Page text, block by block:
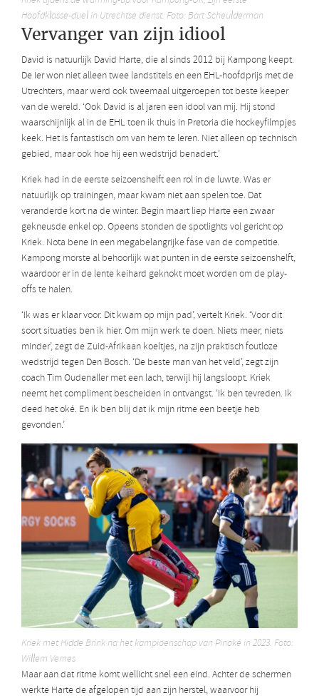
Hoofdklasse-duel in Utrechtse dienst. Foto: Bart Scheulderman
Vervanger van zijn idiool
David is natuurlijk David Harte, die al sinds 2012 bij Kampong keept.
De Ier won niet alleen twee landstitels en een EHL-hoofdprijs met de
Utrechters, maar werd ook tweemaal uitgeroepen tot beste keeper
van de wereld. ‘Ook David is al jaren een idool van mij. Hij stond
waarschijnlijk al in de EHL toen ik thuis in Pretoria die hockeyfilmpjes
keek. Het is fantastisch om van hem te leren. Niet alleen op technisch
gebied, maar ook hoe hij een wedstrijd benadert.’
Kriek had in de eerste seizoenshelft een rol in de luwte. Was er
natuurlijk op trainingen, maar kwam niet aan spelen toe. Dat
veranderde kort na de winter. Begin maart liep Harte een zwaar
gekneusde enkel op. Opeens stonden de spotlights vol gericht op
Kriek. Nota bene in een megabelangrijke fase van de competitie.
Kampong morste al behoorlijk wat punten in de eerste seizoenshelft,
waardoor er in de lente keihard geknokt moet worden om de play-
offs te halen.
‘Ik was er klaar voor. Dit kwam op mijn pad’, vertelt Kriek. ‘Voor dit
soort situaties ben ik hier. Om mijn werk te doen. Niets meer, niets
minder’, zegt de Zuid-Afrikaan koeltjes, na zijn praktisch foutloze
wedstrijd tegen Den Bosch. ‘De beste man van het veld’, zegt zijn
coach Tim Oudenaller met een lach, terwijl hij langsloopt. Kriek
neemt het compliment bescheiden in ontvangst. ‘Ik ben tevreden. Ik
deed het oké. En ik ben blij dat ik mijn ritme een beetje heb
gevonden.’
Kriek met Hidde Brink na het kampioenschap van Pinoké in 2023. Foto:
Willem Vernes
Maar aan dat ritme komt wellicht snel een eind. Achter de schermen
werkte Harte de afgelopen tijd aan zijn herstel, waarvoor hij